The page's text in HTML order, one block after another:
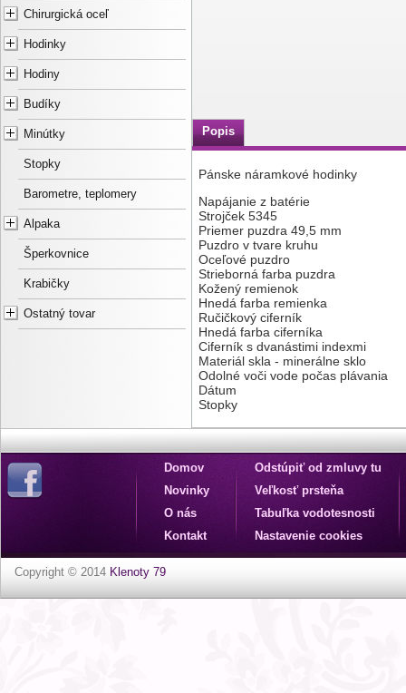
Chirurgická oceľ
Hodinky
Hodiny
Budíky
Minútky
Stopky
Barometre, teplomery
Alpaka
Šperkovnice
Krabičky
Ostatný tovar
Popis
Pánske náramkové hodinky
Napájanie z batérie
Strojček 5345
Priemer puzdra 49,5 mm
Puzdro v tvare kruhu
Oceľové puzdro
Strieborná farba puzdra
Kožený remienok
Hnedá farba remienka
Ručičkový ciferník
Hnedá farba ciferníka
Ciferník s dvanástimi indexmi
Materiál skla - minerálne sklo
Odolné voči vode počas plávania
Dátum
Stopky
Domov
Novinky
O nás
Kontakt
Odstúpiť od zmluvy tu
Veľkosť prsteňa
Tabuľka vodotesnosti
Nastavenie cookies
Copyright © 2014 Klenoty 79